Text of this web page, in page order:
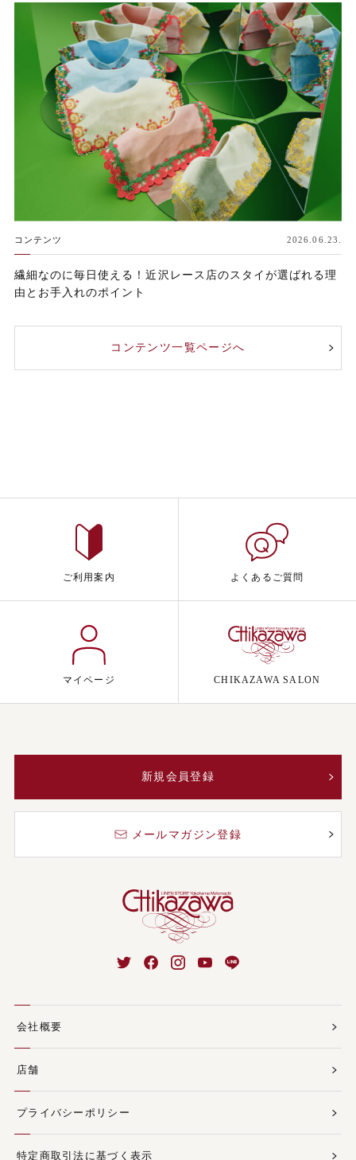
コンテンツ 2026.06.23.
繊細なのに毎日使える！近沢レース店のスタイが選ばれる理
由とお手入れのポイント
コンテンツ一覧ページへ
ご利用案内 よくあるご質問
マイページ CHIKAZAWA SALON
新規会員登録
メールマガジン登録
会社概要
店舗
プライバシーポリシー
特定商取引法に基づく表示